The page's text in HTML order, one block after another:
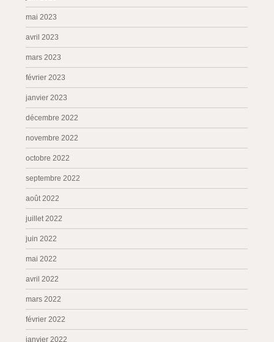
mai 2023
avril 2023
mars 2023
février 2023
janvier 2023
décembre 2022
novembre 2022
octobre 2022
septembre 2022
août 2022
juillet 2022
juin 2022
mai 2022
avril 2022
mars 2022
février 2022
janvier 2022